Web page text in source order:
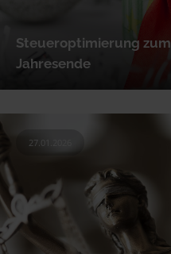
Steueroptimierung zum
Jahresende
27.01.2026